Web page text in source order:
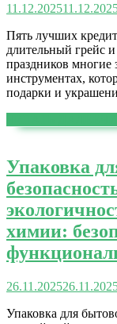
11.12.2025
Пять лучших
длительный грейс
праздников
инструментах,
подарки и
Упаковка
химии:
26.11.2025
Упаковка для